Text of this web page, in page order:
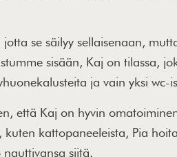
se säilyy sellaisenaan,
sisään, Kaj on tilassa,
ja vain yksi wc-
että Kaj on hyvin
kattopaneeleista, Pia
siitä.